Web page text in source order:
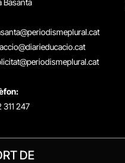
Basanta
311 247
DE